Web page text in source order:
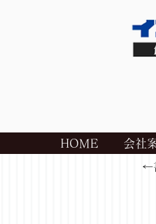
HOME 会社
←